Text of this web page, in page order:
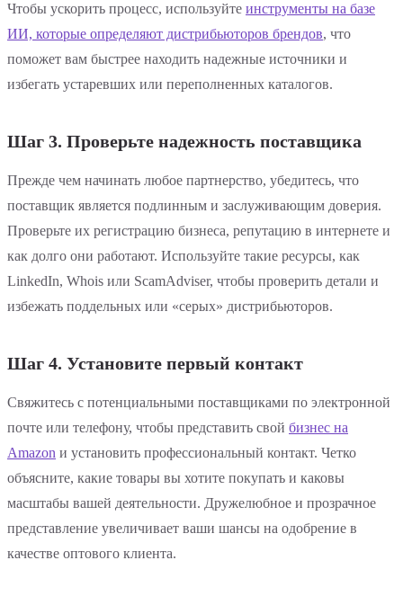
Чтобы ускорить процесс, используйте инструменты на базе
ИИ, которые определяют дистрибьюторов брендов, что
поможет вам быстрее находить надежные источники и
избегать устаревших или переполненных каталогов.
Шаг 3. Проверьте надежность поставщика
Прежде чем начинать любое партнерство, убедитесь, что
поставщик является подлинным и заслуживающим доверия.
Проверьте их регистрацию бизнеса, репутацию в интернете и
как долго они работают. Используйте такие ресурсы, как
LinkedIn, Whois или ScamAdviser, чтобы проверить детали и
избежать поддельных или «серых» дистрибьюторов.
Шаг 4. Установите первый контакт
Свяжитесь с потенциальными поставщиками по электронной
почте или телефону, чтобы представить свой бизнес на
Amazon и установить профессиональный контакт. Четко
объясните, какие товары вы хотите покупать и каковы
масштабы вашей деятельности. Дружелюбное и прозрачное
представление увеличивает ваши шансы на одобрение в
качестве оптового клиента.